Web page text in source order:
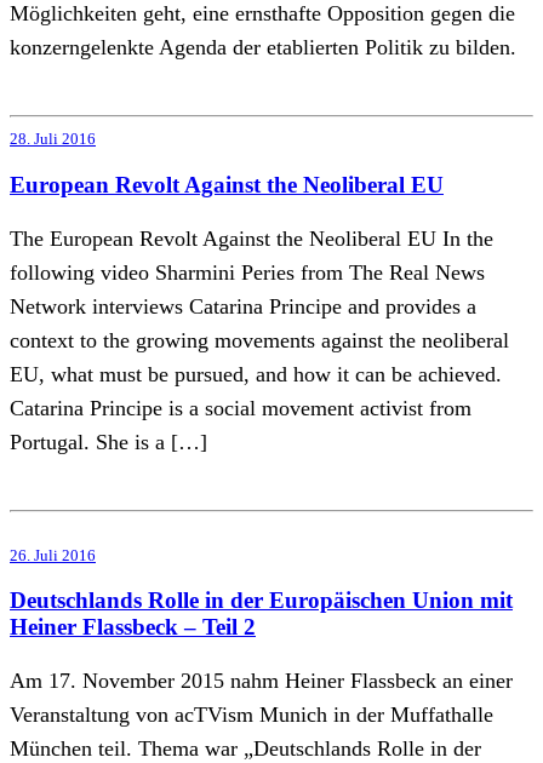
Möglichkeiten geht, eine ernsthafte Opposition gegen die
konzerngelenkte Agenda der etablierten Politik zu bilden.
28. Juli 2016
European Revolt Against the Neoliberal EU
The European Revolt Against the Neoliberal EU In the
following video Sharmini Peries from The Real News
Network interviews Catarina Principe and provides a
context to the growing movements against the neoliberal
EU, what must be pursued, and how it can be achieved.
Catarina Principe is a social movement activist from
Portugal. She is a […]
26. Juli 2016
Deutschlands Rolle in der Europäischen Union mit
Heiner Flassbeck – Teil 2
Am 17. November 2015 nahm Heiner Flassbeck an einer
Veranstaltung von acTVism Munich in der Muffathalle
München teil. Thema war „Deutschlands Rolle in der